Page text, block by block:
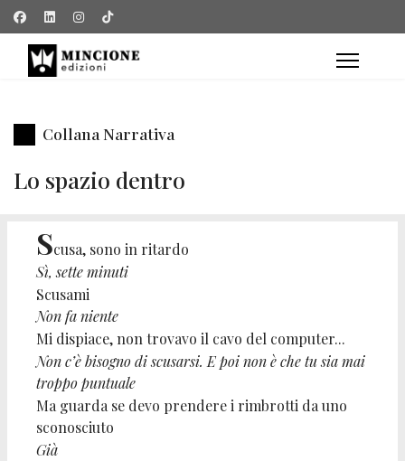
Collana Narrativa
Lo spazio dentro
Scusa, sono in ritardo
Sì, sette minuti
Scusami
Non fa niente
Mi dispiace, non trovavo il cavo del computer...
Non c’è bisogno di scusarsi. E poi non è che tu sia mai
troppo puntuale
Ma guarda se devo prendere i rimbrotti da uno
sconosciuto
Già